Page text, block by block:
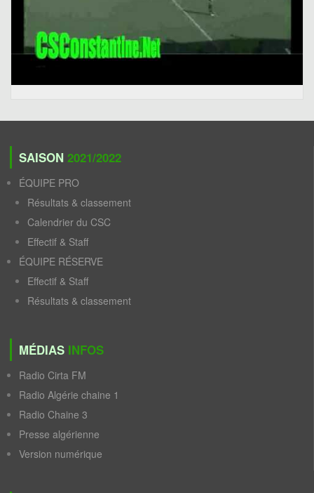
SAISON 2021/2022
ÉQUIPE PRO
Résultats & classement
Calendrier du CSC
Effectif & Staff
ÉQUIPE RÉSERVE
Effectif & Staff
Résultats & classement
MÉDIAS INFOS
Radio Cirta FM
Radio Algérie chaine 1
Radio Chaine 3
Presse algérienne
Version numérique